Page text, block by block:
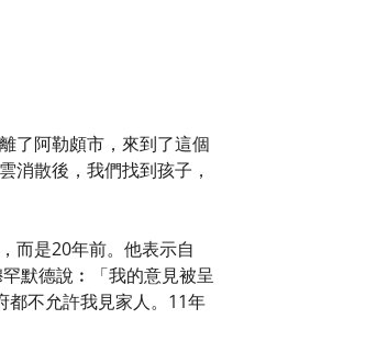
了阿勒頗市，來到了這個
消散後，我們找到孩子，
而是20年前。他表示自
默德說︰「我的意見被呈
都不允許我見家人。11年